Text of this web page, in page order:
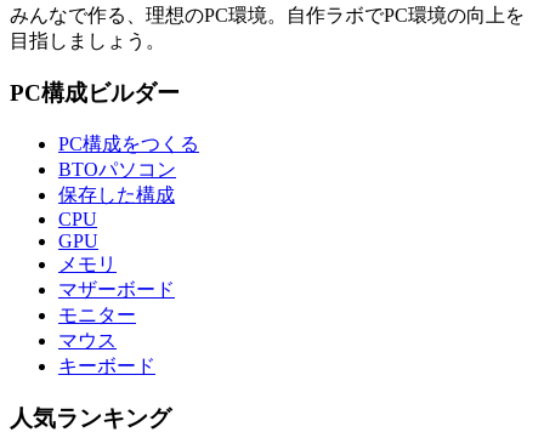
みんなで作る、理想のPC環境。 自作ラボでPC環境の向上を
目指しましょう。
PC構成ビルダー
PC構成をつくる
BTOパソコン
保存した構成
CPU
GPU
メモリ
マザーボード
モニター
マウス
キーボード
人気ランキング